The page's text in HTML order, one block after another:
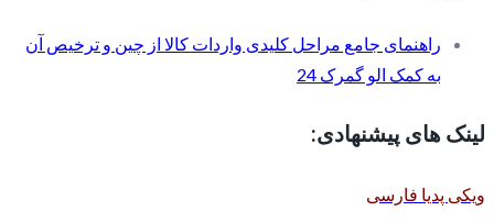
راهنمای جامع مراحل کلیدی واردات کالا از چین و ترخیص آن
به کمک الو گمرک 24
لینک های پیشنهادی:
ویکی پدیا فارسی